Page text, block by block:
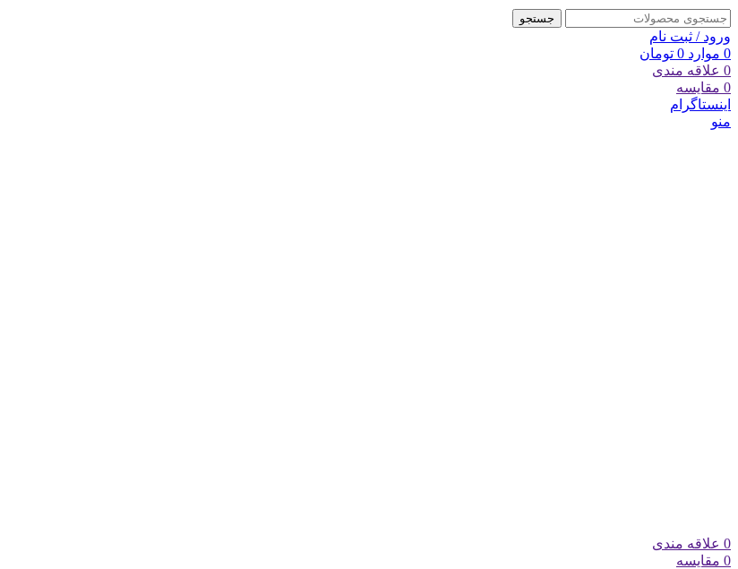
جستجو
ورود / ثبت نام
0 موارد 0 تومان
0 علاقه مندی
0 مقایسه
اینستاگرام
منو
0 علاقه مندی
0 مقایسه